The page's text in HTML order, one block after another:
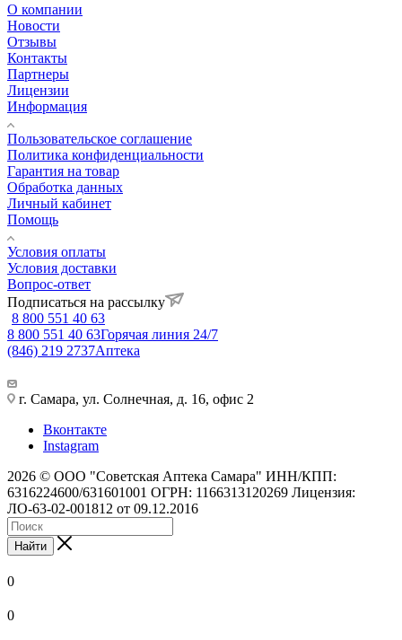
О компании
Новости
Отзывы
Контакты
Партнеры
Лицензии
Информация
Пользовательское соглашение
Политика конфиденциальности
Гарантия на товар
Обработка данных
Личный кабинет
Помощь
Условия оплаты
Условия доставки
Вопрос-ответ
Подписаться на рассылку
8 800 551 40 63
8 800 551 40 63Горячая линия 24/7
(846) 219 2737Аптека
г. Самара, ул. Солнечная, д. 16, офис 2
Вконтакте
Instagram
2026 © ООО "Советская Аптека Самара" ИНН/КПП:
6316224600/631601001 ОГРН: 1166313120269 Лицензия:
ЛО-63-02-001812 от 09.12.2016
Найти
0
0